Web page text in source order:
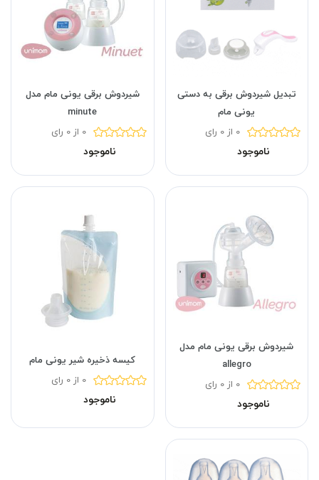
تبدیل شیردوش برقی به دستی
یونی مام
0 از 0 رای
ناموجود
شیردوش برقی یونی مام مدل
minute
0 از 0 رای
ناموجود
شیردوش برقی یونی مام مدل
allegro
0 از 0 رای
ناموجود
کیسه ذخیره شیر یونی مام
0 از 0 رای
ناموجود